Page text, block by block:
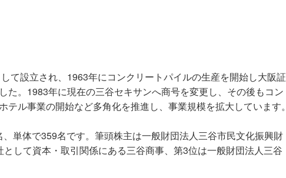
て設立され、1963年にコンクリートパイルの生産を開始し大阪証
た。1983年に現在の三谷セキサンへ商号を変更し、その後もコン
テル事業の開始など多角化を推進し、事業規模を拡大しています。
単体で359名です。筆頭株主は一般財団法人三谷市民文化振興財
して資本・取引関係にある三谷商事、第3位は一般財団法人三谷